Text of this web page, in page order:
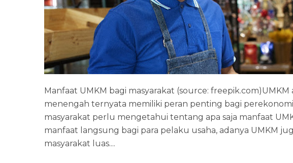
Manfaat UMKM bagi masyarakat (source:
menengah ternyata memiliki peran penting bagi
masyarakat perlu mengetahui tentang apa saja manfaat
manfaat langsung bagi para pelaku usaha, adanya UMKM
masyarakat luas....